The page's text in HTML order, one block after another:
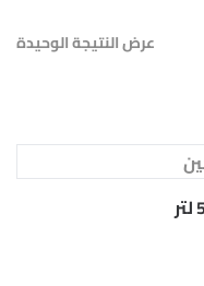
عرض النتيجة الوحيدة